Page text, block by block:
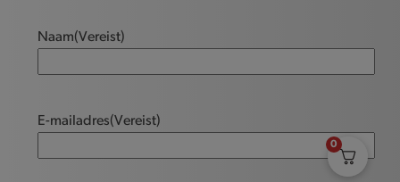
Naam(Vereist)
E-mailadres(Vereist)
0